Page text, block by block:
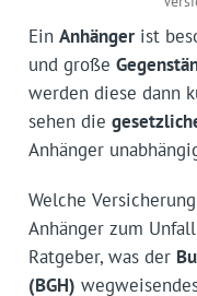
Ein Anhängerist
und große
werden diese dann
sehen die
Anhänger
Welche
Anhänger zum
Ratgeber, was der
(BGH)